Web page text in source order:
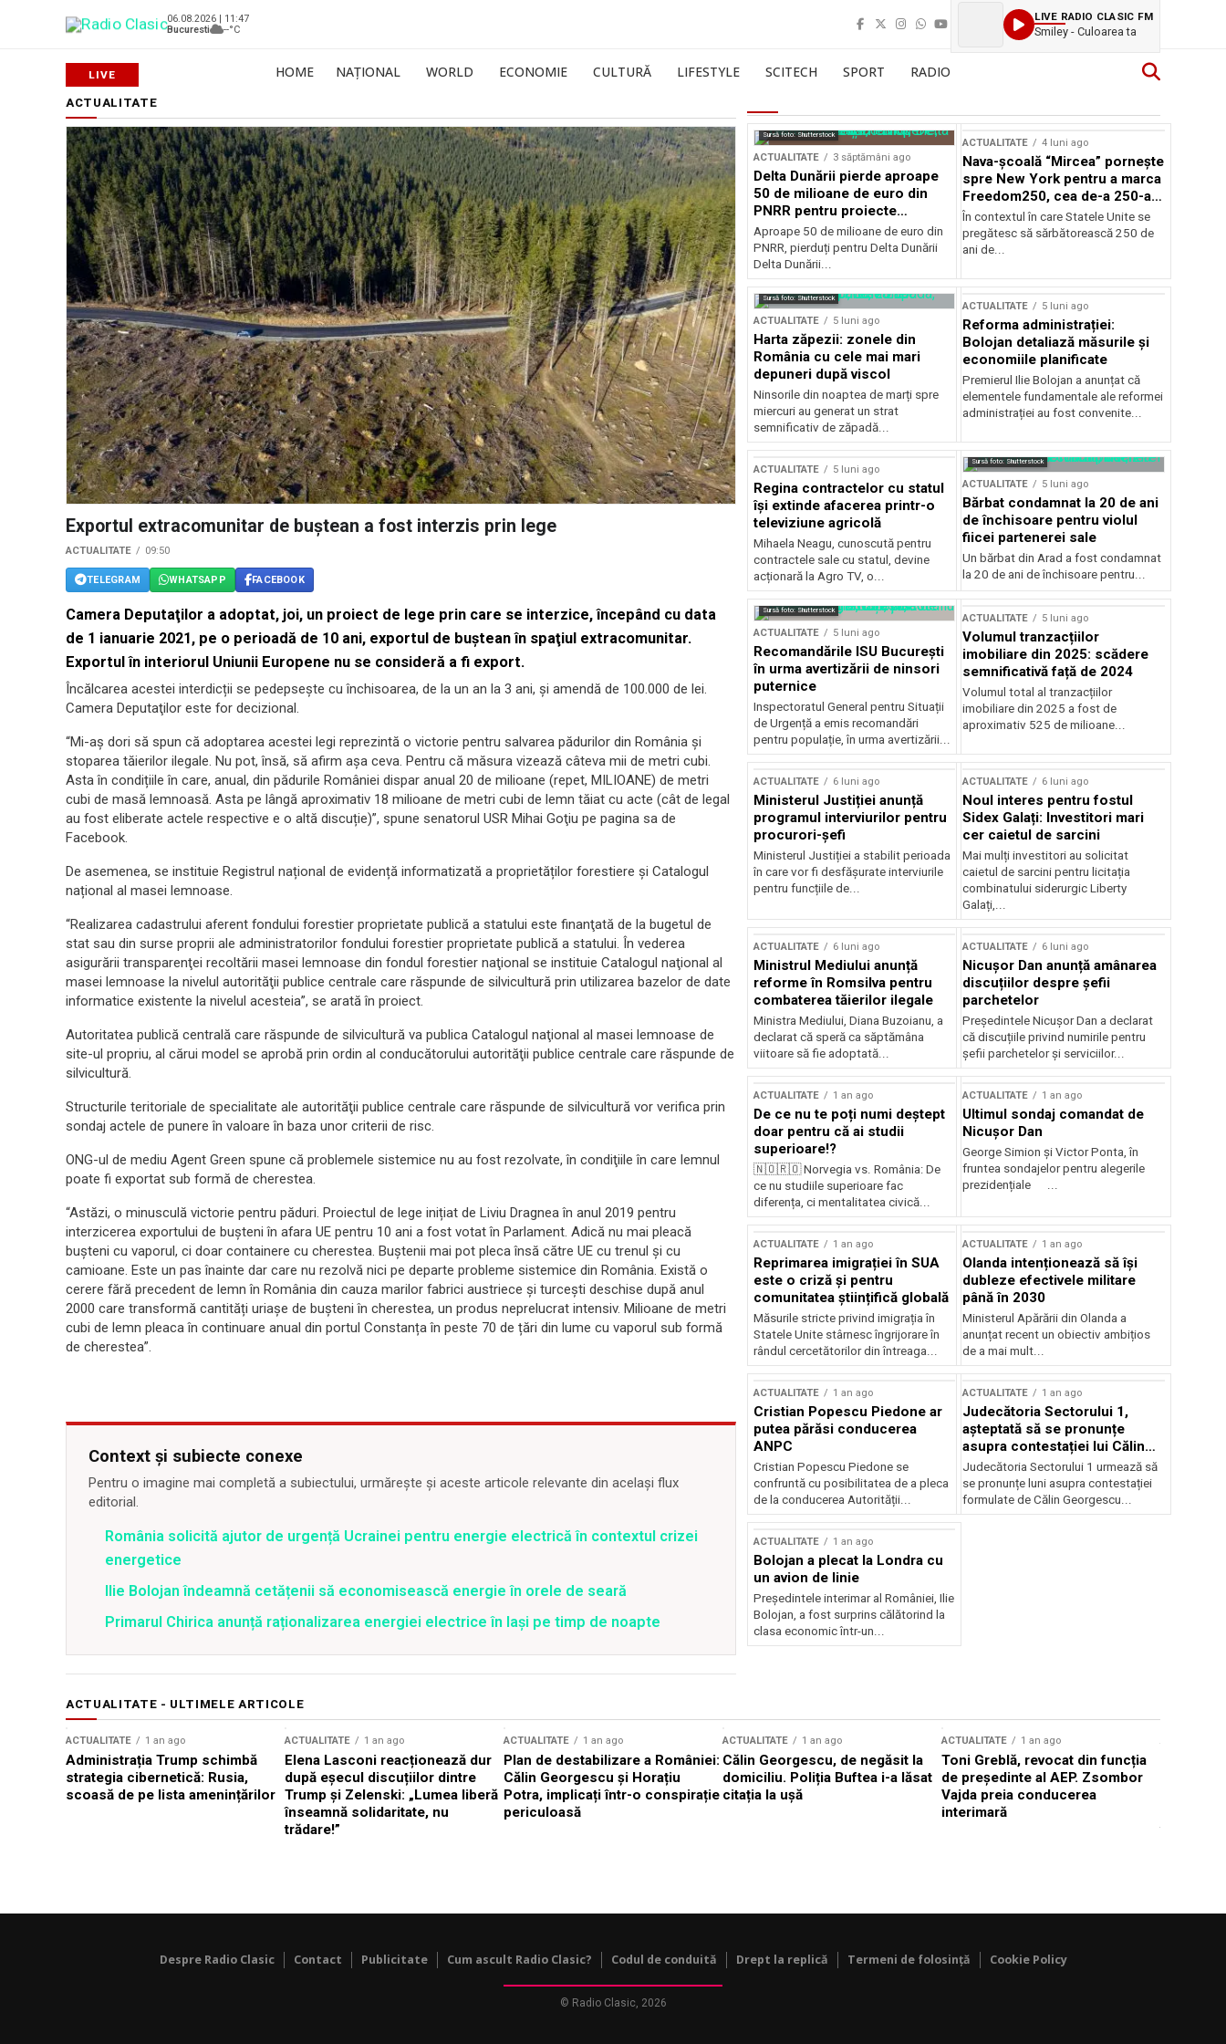
06.08.2026 | 11:47
Bucuresti
--°C
LIVE RADIO CLASIC FM
Smiley - Culoarea ta
HOME NAȚIONAL WORLD ECONOMIE CULTURĂ LIFESTYLE SCITECH SPORT RADIO
ACTUALITATE
Exportul extracomunitar de buştean a fost interzis prin lege
ACTUALITATE 09:50
TELEGRAM WHATSAPP FACEBOOK
Camera Deputaţilor a adoptat, joi, un proiect de lege prin care se interzice, începând cu data
de 1 ianuarie 2021, pe o perioadă de 10 ani, exportul de buştean în spaţiul extracomunitar.
Exportul în interiorul Uniunii Europene nu se consideră a fi export.
Încălcarea acestei interdicții se pedepsește cu închisoarea, de la un an la 3 ani, și amendă de 100.000 de lei.
Camera Deputaţilor este for decizional.
“Mi-aș dori să spun că adoptarea acestei legi reprezintă o victorie pentru salvarea pădurilor din România și
stoparea tăierilor ilegale. Nu pot, însă, să afirm așa ceva. Pentru că măsura vizează câteva mii de metri cubi.
Asta în condițiile în care, anual, din pădurile României dispar anual 20 de milioane (repet, MILIOANE) de metri
cubi de masă lemnoasă. Asta pe lângă aproximativ 18 milioane de metri cubi de lemn tăiat cu acte (cât de legal
au fost eliberate actele respective e o altă discuție)”, spune senatorul USR Mihai Goţiu pe pagina sa de
Facebook.
De asemenea, se instituie Registrul național de evidență informatizată a proprietăților forestiere și Catalogul
național al masei lemnoase.
“Realizarea cadastrului aferent fondului forestier proprietate publică a statului este finanţată de la bugetul de
stat sau din surse proprii ale administratorilor fondului forestier proprietate publică a statului. În vederea
asigurării transparenţei recoltării masei lemnoase din fondul forestier naţional se instituie Catalogul naţional al
masei lemnoase la nivelul autorităţii publice centrale care răspunde de silvicultură prin utilizarea bazelor de date
informatice existente la nivelul acesteia”, se arată în proiect.
Autoritatea publică centrală care răspunde de silvicultură va publica Catalogul naţional al masei lemnoase de
site-ul propriu, al cărui model se aprobă prin ordin al conducătorului autorităţii publice centrale care răspunde de
silvicultură.
Structurile teritoriale de specialitate ale autorităţii publice centrale care răspunde de silvicultură vor verifica prin
sondaj actele de punere în valoare în baza unor criterii de risc.
ONG-ul de mediu Agent Green spune că problemele sistemice nu au fost rezolvate, în condiţiile în care lemnul
poate fi exportat sub formă de cherestea.
“Astăzi, o minusculă victorie pentru păduri. Proiectul de lege inițiat de Liviu Dragnea în anul 2019 pentru
interzicerea exportului de bușteni în afara UE pentru 10 ani a fost votat în Parlament. Adică nu mai pleacă
bușteni cu vaporul, ci doar containere cu cherestea. Buștenii mai pot pleca însă către UE cu trenul și cu
camioane. Este un pas înainte dar care nu rezolvă nici pe departe probleme sistemice din România. Există o
cerere fără precedent de lemn în România din cauza marilor fabrici austriece și turcești deschise după anul
2000 care transformă cantități uriașe de bușteni în cherestea, un produs neprelucrat intensiv. Milioane de metri
cubi de lemn pleaca în continuare anual din portul Constanța în peste 70 de țări din lume cu vaporul sub formă
de cherestea”.
Context și subiecte conexe
Pentru o imagine mai completă a subiectului, urmărește și aceste articole relevante din același flux
editorial.
România solicită ajutor de urgență Ucrainei pentru energie electrică în contextul crizei
energetice
Ilie Bolojan îndeamnă cetățenii să economisească energie în orele de seară
Primarul Chirica anunță raționalizarea energiei electrice în Iași pe timp de noapte
Sursă foto: Shutterstock
ACTUALITATE 3 săptămâni ago
Delta Dunării pierde aproape
50 de milioane de euro din
PNRR pentru proiecte
esențiale
Aproape 50 de milioane de euro din
PNRR, pierduți pentru Delta Dunării
Delta Dunării...
ACTUALITATE 4 luni ago
Nava-școală “Mircea” pornește
spre New York pentru a marca
Freedom250, cea de-a 250-a
aniversare a Statelor Unite
În contextul în care Statele Unite se
pregătesc să sărbătorească 250 de
ani de...
Sursă foto: Shutterstock
ACTUALITATE 5 luni ago
Harta zăpezii: zonele din
România cu cele mai mari
depuneri după viscol
Ninsorile din noaptea de marți spre
miercuri au generat un strat
semnificativ de zăpadă...
ACTUALITATE 5 luni ago
Reforma administrației:
Bolojan detaliază măsurile și
economiile planificate
Premierul Ilie Bolojan a anunțat că
elementele fundamentale ale reformei
administrației au fost convenite...
ACTUALITATE 5 luni ago
Regina contractelor cu statul
își extinde afacerea printr-o
televiziune agricolă
Mihaela Neagu, cunoscută pentru
contractele sale cu statul, devine
acționară la Agro TV, o...
Sursă foto: Shutterstock
ACTUALITATE 5 luni ago
Bărbat condamnat la 20 de ani
de închisoare pentru violul
fiicei partenerei sale
Un bărbat din Arad a fost condamnat
la 20 de ani de închisoare pentru...
Sursă foto: Shutterstock
ACTUALITATE 5 luni ago
Recomandările ISU București
în urma avertizării de ninsori
puternice
Inspectoratul General pentru Situații
de Urgență a emis recomandări
pentru populație, în urma avertizării...
ACTUALITATE 5 luni ago
Volumul tranzacțiilor
imobiliare din 2025: scădere
semnificativă față de 2024
Volumul total al tranzacțiilor
imobiliare din 2025 a fost de
aproximativ 525 de milioane...
ACTUALITATE 6 luni ago
Ministerul Justiției anunță
programul interviurilor pentru
procurori-șefi
Ministerul Justiției a stabilit perioada
în care vor fi desfășurate interviurile
pentru funcțiile de...
ACTUALITATE 6 luni ago
Noul interes pentru fostul
Sidex Galați: Investitori mari
cer caietul de sarcini
Mai mulți investitori au solicitat
caietul de sarcini pentru licitația
combinatului siderurgic Liberty
Galați,...
ACTUALITATE 6 luni ago
Ministrul Mediului anunță
reforme în Romsilva pentru
combaterea tăierilor ilegale
Ministra Mediului, Diana Buzoianu, a
declarat că speră ca săptămâna
viitoare să fie adoptată...
ACTUALITATE 6 luni ago
Nicușor Dan anunță amânarea
discuțiilor despre șefii
parchetelor
Președintele Nicușor Dan a declarat
că discuțiile privind numirile pentru
șefii parchetelor și serviciilor...
ACTUALITATE 1 an ago
De ce nu te poți numi deștept
doar pentru că ai studii
superioare!?
🇳🇴🇷🇴 Norvegia vs. România: De
ce nu studiile superioare fac
diferența, ci mentalitatea civică...
ACTUALITATE 1 an ago
Ultimul sondaj comandat de
Nicușor Dan
George Simion și Victor Ponta, în
fruntea sondajelor pentru alegerile
prezidențiale ...
ACTUALITATE 1 an ago
Reprimarea imigrației în SUA
este o criză și pentru
comunitatea științifică globală
Măsurile stricte privind imigrația în
Statele Unite stârnesc îngrijorare în
rândul cercetătorilor din întreaga...
ACTUALITATE 1 an ago
Olanda intenționează să își
dubleze efectivele militare
până în 2030
Ministerul Apărării din Olanda a
anunțat recent un obiectiv ambițios
de a mai mult...
ACTUALITATE 1 an ago
Cristian Popescu Piedone ar
putea părăsi conducerea
ANPC
Cristian Popescu Piedone se
confruntă cu posibilitatea de a pleca
de la conducerea Autorității...
ACTUALITATE 1 an ago
Judecătoria Sectorului 1,
așteptată să se pronunțe
asupra contestației lui Călin
Georgescu privind controlul
judiciar
Judecătoria Sectorului 1 urmează să
se pronunțe luni asupra contestației
formulate de Călin Georgescu...
ACTUALITATE 1 an ago
Bolojan a plecat la Londra cu
un avion de linie
Președintele interimar al României, Ilie
Bolojan, a fost surprins călătorind la
clasa economic într-un...
ACTUALITATE - ULTIMELE ARTICOLE
ACTUALITATE 1 an ago
Administrația Trump schimbă
strategia cibernetică: Rusia,
scoasă de pe lista amenințărilor
ACTUALITATE 1 an ago
Elena Lasconi reacționează dur
după eșecul discuțiilor dintre
Trump și Zelenski: „Lumea liberă
înseamnă solidaritate, nu
trădare!”
ACTUALITATE 1 an ago
Plan de destabilizare a României:
Călin Georgescu și Horațiu
Potra, implicați într-o conspirație
periculoasă
ACTUALITATE 1 an ago
Călin Georgescu, de negăsit la
domiciliu. Poliția Buftea i-a lăsat
citația la ușă
ACTUALITATE 1 an ago
Toni Greblă, revocat din funcția
de președinte al AEP. Zsombor
Vajda preia conducerea
interimară
Despre Radio Clasic Contact Publicitate Cum ascult Radio Clasic? Codul de conduită Drept la replică Termeni de folosință Cookie Policy
© Radio Clasic, 2026